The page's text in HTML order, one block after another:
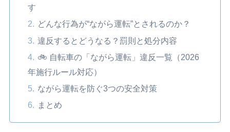
す
どんな行為が“ながら運転”とされるのか？
違反するとどうなる？罰則と処分内容
🚲 自転車の「ながら運転」違反一覧（2026
年施行ルール対応）
ながら運転を防ぐ3つの安全対策
まとめ